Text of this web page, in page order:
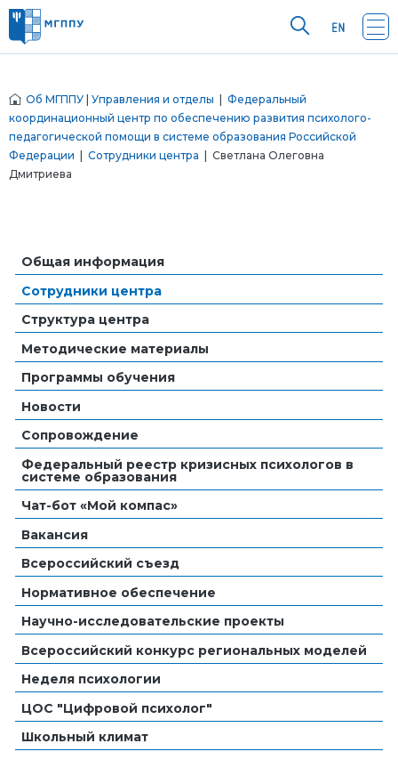
Об МГППУ Управления и отделы
Федеральный
координационный центр по обеспечению развития психолого-
педагогической помощи в системе образования Российской
Федерации
Сотрудники центра | Светлана Олеговна
Дмитриева
Общая информация
Сотрудники центра
Структура центра
Методические материалы
Программы обучения
Новости
Сопровождение
Федеральный реестр кризисных психологов в
системе образования
Чат-бот «Мой компас»
Вакансия
Всероссийский съезд
Нормативное обеспечение
Научно-исследовательские проекты
Всероссийский конкурс региональных моделей
Неделя психологии
ЦОС "Цифровой психолог"
Школьный климат